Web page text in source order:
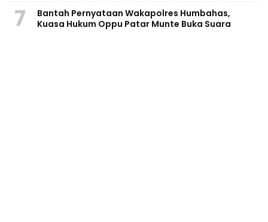
7
Bantah Pernyataan Wakapolres Humbahas,
Kuasa Hukum Oppu Patar Munte Buka Suara